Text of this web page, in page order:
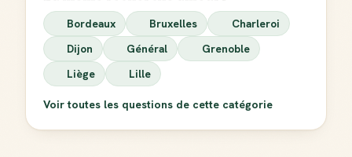
Bordeaux Bruxelles
Charleroi
Dijon
Général
Grenoble
Liège
Lille
Voir toutes les questions de cette catégorie